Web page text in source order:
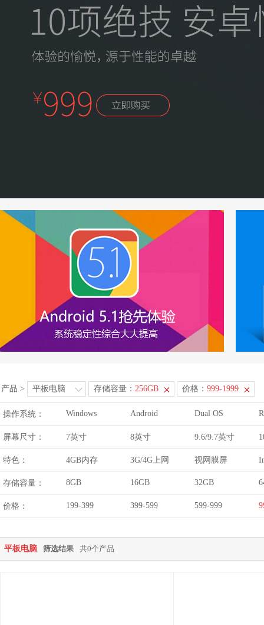
产品 > 平板电脑 存储容量： 256GB 价格： 999-1999
操作系统： Windows Android Dual OS
屏幕尺寸： 7英寸 8英寸 9.6/9.7英寸
特色： 4GB内存 3G/4G上网 视网膜屏
存储容量： 8GB 16GB 32GB
价格： 199-399 399-599 599-999
平板电脑 筛选结果 共0个产品